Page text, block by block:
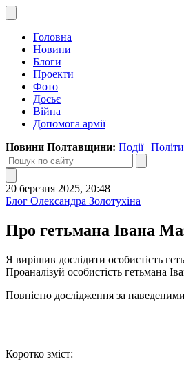
Головна
Новини
Блоги
Проекти
Фото
Досьє
Війна
Допомога армії
Новини Полтавщини: Події|
20 березня 2025, 20:48
Блог Олександра Золотухіна
Про гетьмана Івана
Я вирішив дослідити особистість
Проаналізуй особистість гетьмана
Повністю дослідження за
Коротко зміст: